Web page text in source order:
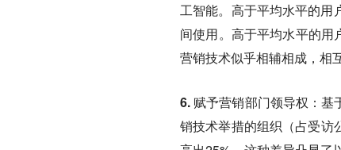
工智能。高于平均水平的用
间使用。高于平均水平的用
营销技术似乎相辅相成，相
6. 赋予营销部门领导权：基
销技术举措的组织（占受访